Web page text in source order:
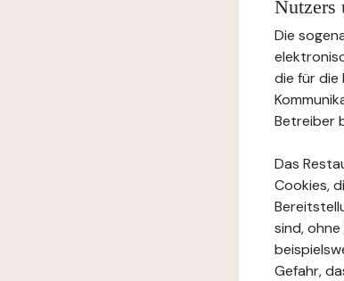
Nutzers
Die
die für die
Betreiber
Das
Cookies,
sind,
Gefahr,